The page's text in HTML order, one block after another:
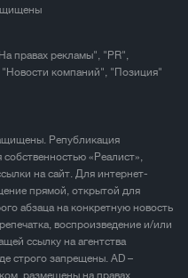
правах рекламы", "PR",
компаний", "Позиция"
Републикация
«Реалист»,
на сайт. Для интернет-
прямой, открытой для
абзаца на конкретную новость
воспроизведение и/или
ссылку на агентства
строго запрещены. AD –
размещены на правах